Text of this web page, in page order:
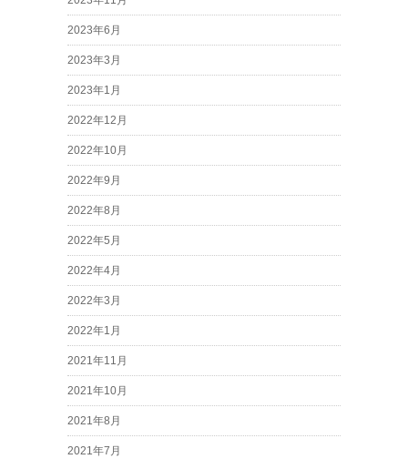
2023年6月
2023年3月
2023年1月
2022年12月
2022年10月
2022年9月
2022年8月
2022年5月
2022年4月
2022年3月
2022年1月
2021年11月
2021年10月
2021年8月
2021年7月